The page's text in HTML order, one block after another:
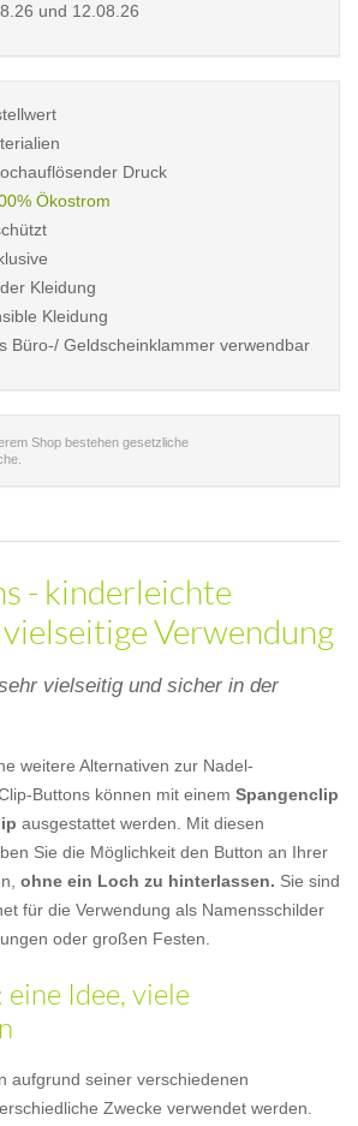
und 12.08.26
Druck
Ökostrom
Kleidung
Kleidung
Büro-/ Geldscheinklammer verwendbar
Shop bestehen gesetzliche
- kinderleichte
Verwendung
vielseitig und sicher in der
weitere Alternativen zur Nadel-
Buttons können mit einem Spangenclip
ausgestattet werden. Mit diesen
Sie die Möglichkeit den Button an Ihrer
ohne ein Loch zu hinterlassen. Sie sind
für die Verwendung als Namensschilder
oder großen Festen.
Idee, viele
aufgrund seiner verschiedenen
Zwecke verwendet werden.